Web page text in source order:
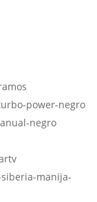
power-negro
negro
manija-